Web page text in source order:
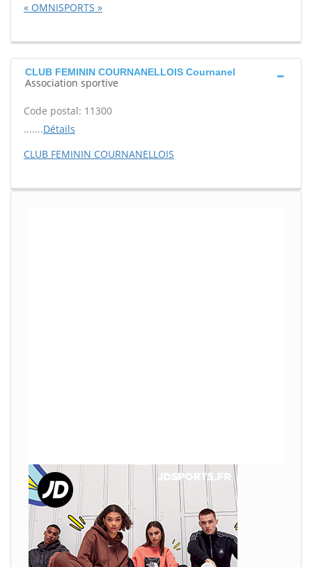
« OMNISPORTS »
CLUB FEMININ COURNANELLOIS Cournanel
Association sportive
Code postal: 11300
.......Détails
CLUB FEMININ COURNANELLOIS